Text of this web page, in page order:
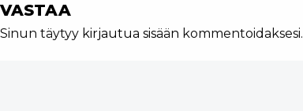
VASTAA
Sinun täytyy kirjautua sisään kommentoidaksesi.